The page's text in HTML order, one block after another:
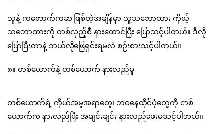
သူနဲ့ ကတောက်ကဆ ဖြစ်တဲ့အချိန်မှာ သူ့သဘောထား ကိုယ့်
သဘောထားကို တစ်လှည့်စီ နားထောင်ပြီး ပြောသင့်ပါတယ်။ ဒီလို
ပြောပြီးတာနဲ့ ဘယ်လိုဖြေရှင်းရမလဲ စဉ်းစားသင့်ပါတယ်။
၈။ တစ်ယောက်နဲ့ တစ်ယောက် နားလည်မှု
တစ်ယောက်ရဲ့ ကိုယ်အမူအရာတွေ၊ ဘဝနေထိုင်ပုံတွေကို တစ်
ယောက်က နားလည်ပြီး အချင်းချင်း နားလည်ဖေးမသင့်ပါတယ်။